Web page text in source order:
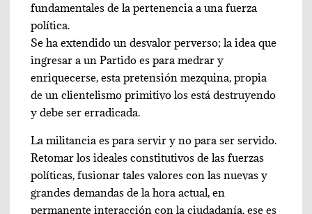
fundamentales de la pertenencia a una fuerza
política.
Se ha extendido un desvalor perverso; la idea que
ingresar a un Partido es para medrar y
enriquecerse, esta pretensión mezquina, propia
de un clientelismo primitivo los está destruyendo
y debe ser erradicada.
La militancia es para servir y no para ser servido.
Retomar los ideales constitutivos de las fuerzas
políticas, fusionar tales valores con las nuevas y
grandes demandas de la hora actual, en
permanente interacción con la ciudadanía, ese es